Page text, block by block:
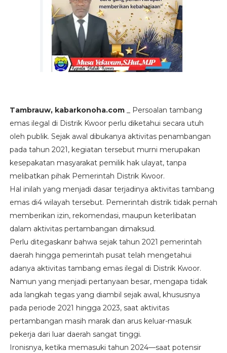
Tambrauw, kabarkonoha.com
_ Persoalan tambang
emas ilegal di Distrik Kwoor perlu diketahui secara utuh
oleh publik. Sejak awal dibukanya aktivitas penambangan
pada tahun 2021, kegiatan tersebut murni merupakan
kesepakatan masyarakat pemilik hak ulayat, tanpa
melibatkan pihak Pemerintah Distrik Kwoor.
Hal inilah yang menjadi dasar terjadinya aktivitas tambang
emas di4 wilayah tersebut. Pemerintah distrik tidak pernah
memberikan izin, rekomendasi, maupun keterlibatan
dalam aktivitas pertambangan dimaksud.
Perlu ditegaskanr bahwa sejak tahun 2021 pemerintah
daerah hingga pemerintah pusat telah mengetahui
adanya aktivitas tambang emas ilegal di Distrik Kwoor.
Namun yang menjadi pertanyaan besar, mengapa tidak
ada langkah tegas yang diambil sejak awal, khususnya
pada periode 2021 hingga 2023, saat aktivitas
pertambangan masih marak dan arus keluar-masuk
pekerja dari luar daerah sangat tinggi.
Ironisnya, ketika memasuki tahun 2024—saat potensir